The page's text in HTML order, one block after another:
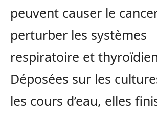
peuvent causer le
perturber les systèmes
respiratoire et
Déposées sur les
les cours d’eau, elles